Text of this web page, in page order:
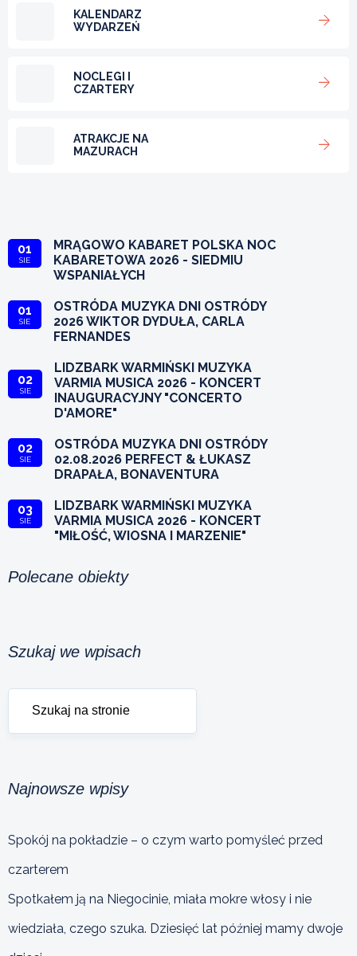
KALENDARZ
WYDARZEŃ
NOCLEGI I
CZARTERY
ATRAKCJE NA
MAZURACH
01
SIE
MRĄGOWO KABARET POLSKA NOC
KABARETOWA 2026 - SIEDMIU
WSPANIAŁYCH
01
SIE
OSTRÓDA MUZYKA DNI OSTRÓDY
2026 WIKTOR DYDUŁA, CARLA
FERNANDES
02
SIE
LIDZBARK WARMIŃSKI MUZYKA
VARMIA MUSICA 2026 - KONCERT
INAUGURACYJNY "CONCERTO
D'AMORE"
02
SIE
OSTRÓDA MUZYKA DNI OSTRÓDY
02.08.2026 PERFECT & ŁUKASZ
DRAPAŁA, BONAVENTURA
03
SIE
LIDZBARK WARMIŃSKI MUZYKA
VARMIA MUSICA 2026 - KONCERT
"MIŁOŚĆ, WIOSNA I MARZENIE"
Polecane obiekty
Szukaj we wpisach
Najnowsze wpisy
Spokój na pokładzie – o czym warto pomyśleć przed
czarterem
Spotkałem ją na Niegocinie, miała mokre włosy i nie
wiedziała, czego szuka. Dziesięć lat później mamy dwoje